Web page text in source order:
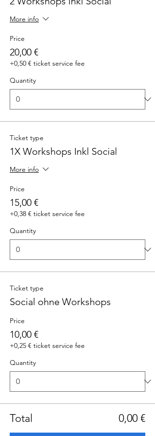
More info
Price
20,00 €
+0,50 € ticket service fee
Quantity
Ticket type
1X Workshops Inkl Social
More info
Price
15,00 €
+0,38 € ticket service fee
Quantity
Ticket type
Social ohne Workshops
Price
10,00 €
+0,25 € ticket service fee
Quantity
Total 0,00 €